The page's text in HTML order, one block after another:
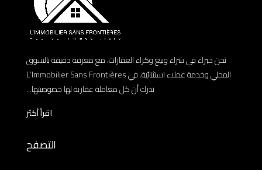
نحن خبراء في شراء وبيع وكراء العقارات، مع معرفة دقيقة بالسوق
المحلي وخدمة عملاء استثنائية. في L’Immobilier Sans Frontières
ندرك أن كل معاملة عقارية لها خصوصيتها...
اقرأ أكثر
التصفح